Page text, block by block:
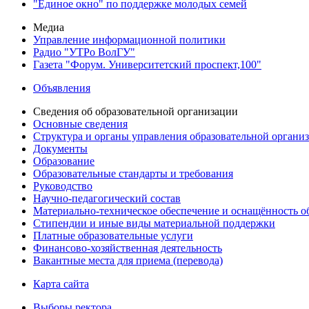
"Единое окно" по поддержке молодых семей
Медиа
Управление информационной политики
Радио "УТРо ВолГУ"
Газета "Форум. Университетский проспект,100"
Объявления
Сведения об образовательной организации
Основные сведения
Структура и органы управления образовательной
Документы
Образование
Образовательные стандарты и требования
Руководство
Научно-педагогический состав
Материально-техническое обеспечение и оснащённость
Стипендии и иные виды материальной поддержки
Платные образовательные услуги
Финансово-хозяйственная деятельность
Вакантные места для приема (перевода)
Карта сайта